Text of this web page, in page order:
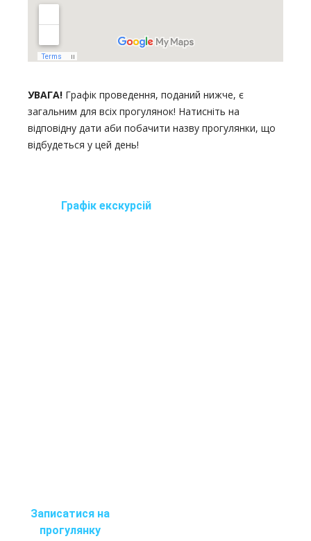
УВАГА! Графік проведення, поданий нижче, є
загальним для всіх прогулянок! Натисніть на
відповідну дати аби побачити назву прогулянки, що
відбудеться у цей день!
Графік екскурсій
Записатися на
прогулянку